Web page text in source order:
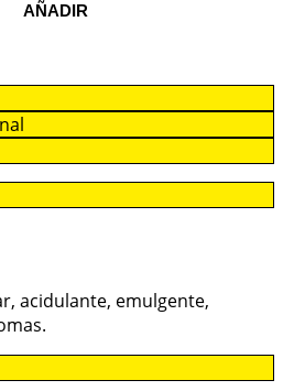
AÑADIR
acidulante, emulgente,